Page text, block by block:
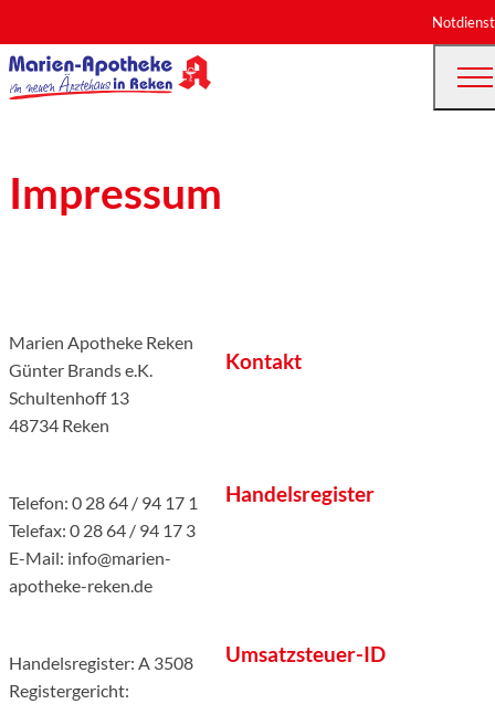
Notdienst
Impressum
Marien Apotheke Reken
Günter Brands e.K.
Schultenhoff 13
48734 Reken
Kontakt
Telefon: 0 28 64 / 94 17 1
Telefax: 0 28 64 / 94 17 3
E-Mail: info@marien-
apotheke-reken.de
Handelsregister
Handelsregister: A 3508
Registergericht:
Umsatzsteuer-ID